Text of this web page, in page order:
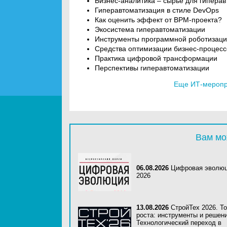
Гиперавтоматизация в стиле DevOps
Как оценить эффект от BPM-проекта?
Экосистема гиперавтоматизации
Инструменты программной
Средства оптимизации бизнес-
Практика цифровой трансформации
Перспективы гиперавтоматизации
Еще ИТ-
Вам
06.08.2026 Цифровая
2026
13.08.2026 СтройТех 2026.
роста: инструменты и
Технологический переход в